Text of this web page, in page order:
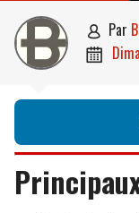
 par
